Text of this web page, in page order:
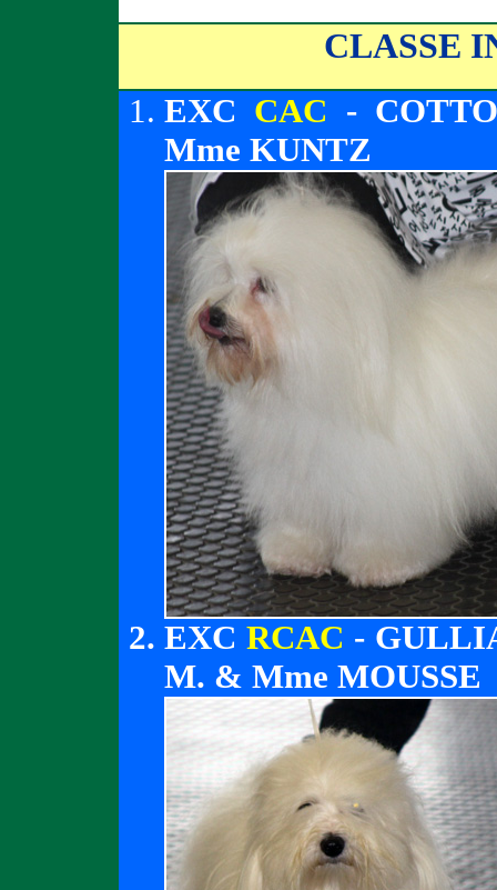
CLASSE
EXC CAC -
Mme KUNTZ
EXC RCAC -
M. & Mme MOUSSE